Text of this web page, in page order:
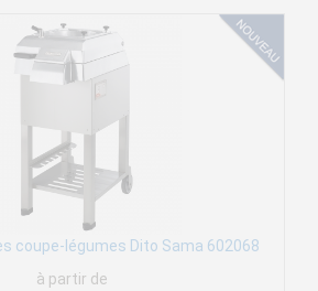
coupe-légumes Dito Sama 602068
à partir de